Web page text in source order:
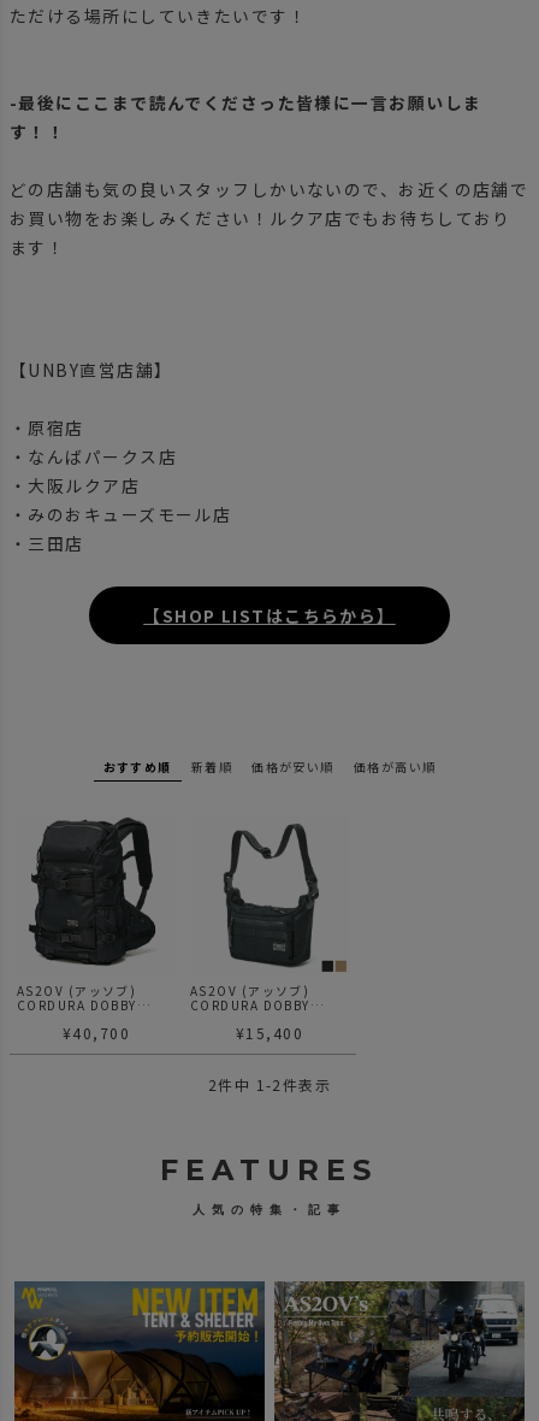
ただける場所にしていきたいです！
-最後にここまで読んでくださった皆様に一言お願いしま
す！！
どの店舗も気の良いスタッフしかいないので、お近くの店舗で
お買い物をお楽しみください！ルクア店でもお待ちしており
ます！
【UNBY直営店舗】
・原宿店
・なんばパークス店
・大阪ルクア店
・みのおキューズモール店
・三田店
【SHOP LISTはこちらから】
おすすめ順 新着順 価格が安い順 価格が高い順
AS2OV (アッソブ)
CORDURA DOBBY
BACK PACK BLACK / バ
¥40,700
AS2OV (アッソブ)
CORDURA DOBBY
ズ / ショルダーバック
¥15,400
2件中 1 -2件表示
FEATURES
人気の特集・記事